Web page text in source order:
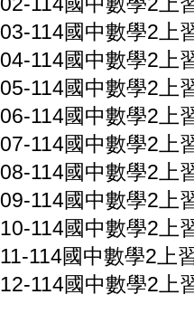
03-114國中數學2上
04-114國中數學2上
05-114國中數學2上
06-114國中數學2上
07-114國中數學2上
08-114國中數學2上
09-114國中數學2上
10-114國中數學2上
11-114國中數學2上
12-114國中數學2上